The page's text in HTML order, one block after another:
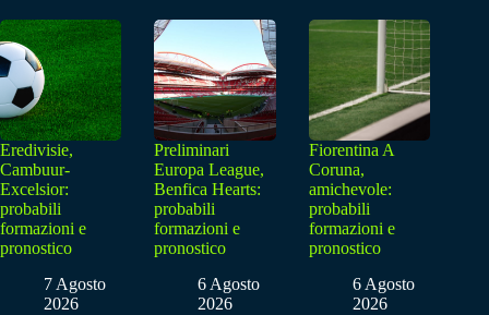
Eredivisie,
Cambuur-
Excelsior:
probabili
formazioni e
pronostico
7 Agosto
2026
Preliminari
Europa League,
Benfica Hearts:
probabili
formazioni e
pronostico
6 Agosto
2026
Fiorentina A
Coruna,
amichevole:
probabili
formazioni e
pronostico
6 Agosto
2026